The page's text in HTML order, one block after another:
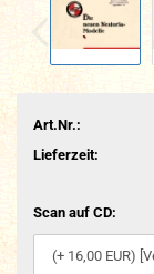
Art.Nr.:
Lieferzeit:
Scan auf CD: